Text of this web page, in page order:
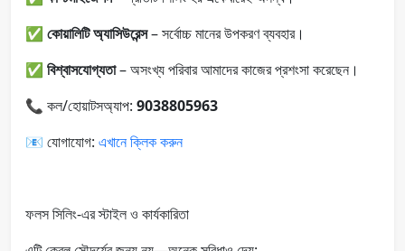
✅ কোয়ালিটি অ্যাসিউরেন্স– সর্বোচ্চ মানের উপকরণ ব্যবহার।
✅ বিশ্বাসযোগ্যতা– অসংখ্য পরিবার আমাদের কাজের প্রশংসা করেছেন।
📞 কল/হোয়াটসঅ্যাপ: 9038805963
📧 যোগাযোগ: এখানে ক্লিক করুন
ফলস সিলিং-এর স্টাইল ও কার্যকারিতা